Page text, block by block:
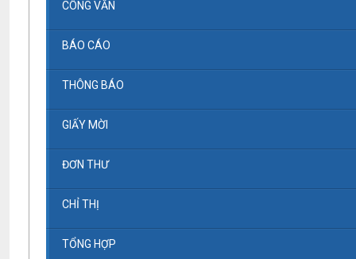
CÔNG VĂN
BÁO CÁO
THÔNG BÁO
GIẤY MỜI
ĐƠN THƯ
CHỈ THỊ
TỔNG HỢP